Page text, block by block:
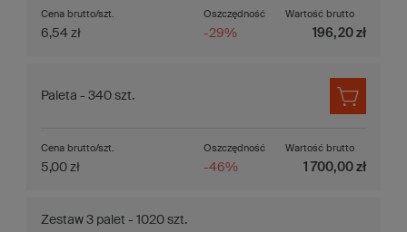
Oszczędność
-29%
Cena brutto/szt.
6,54 zł
Wartość brutto
196,20 zł
Paleta - 340 szt.
Oszczędność
-46%
Cena brutto/szt.
5,00 zł
Wartość brutto
1 700,00 zł
Zestaw 3 palet - 1020 szt.